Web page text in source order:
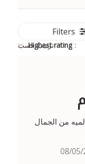
Filters
ترتيب حسب :
Highest rating
من الجمال
Published
08/05/